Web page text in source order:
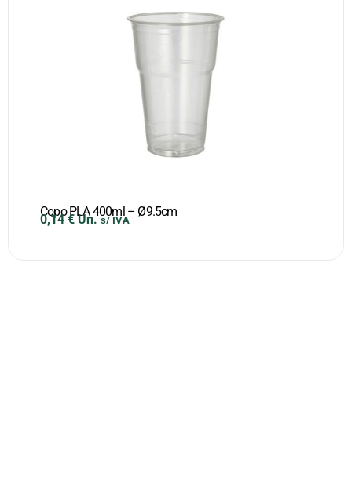
Copo PLA 400ml – Ø9.5cm
0,14€ Un. s/ IVA